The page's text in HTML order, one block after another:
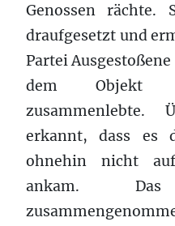
Genossen rächte.
draufgesetzt und
Partei
dem Objekt
zusammenlebte.
erkannt, dass es
ohnehin nicht
ankam.